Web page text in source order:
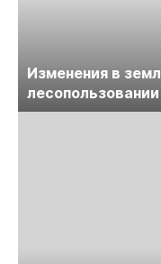
Изменения в
обсудят на